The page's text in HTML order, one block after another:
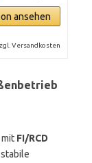
ansehen
Versandkosten
FI/RCD